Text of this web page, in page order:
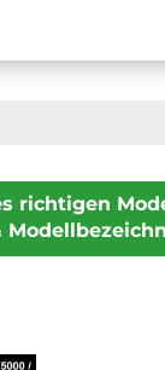
richtigen